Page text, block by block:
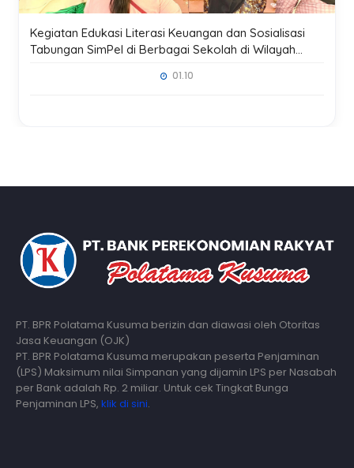
Kegiatan Edukasi Literasi Keuangan dan Sosialisasi
Tabungan SimPel di Berbagai Sekolah di Wilayah
01.10
PT. BPR Polatama Kusuma berizin dan diawasi oleh Otoritas
Jasa Keuangan (OJK)
PT. BPR Polatama Kusuma merupakan peserta Penjaminan
(LPS) Maksimum nilai Simpanan yang dijamin LPS per Nasabah
per Bank adalah Rp. 2 miliar. Untuk cek Tingkat Bunga
Penjaminan LPS, klik di sini.